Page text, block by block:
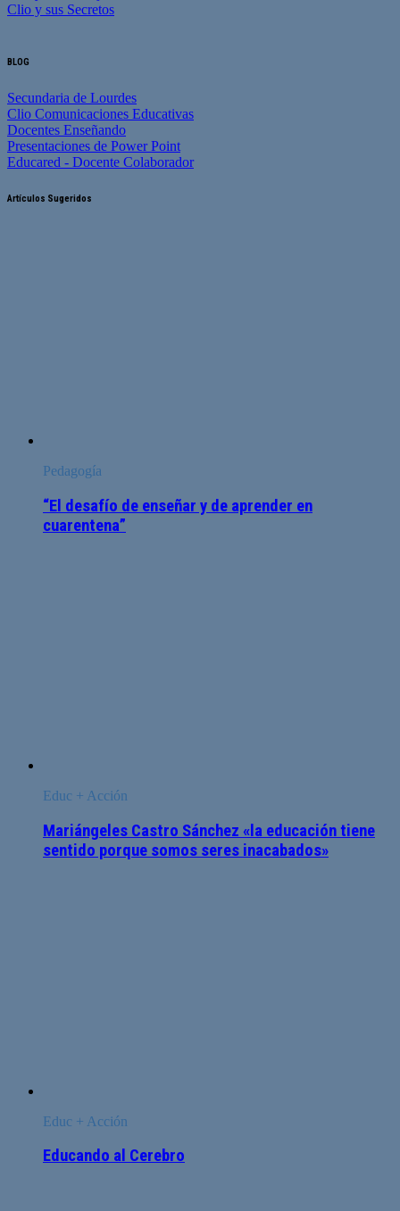
Clio y sus Secretos
BLOG
Secundaria de Lourdes
Clio Comunicaciones Educativas
Docentes Enseñando
Presentaciones de Power Point
Educared - Docente Colaborador
Artículos Sugeridos
Pedagogía
“El desafío de enseñar y de aprender en
cuarentena”
Educ + Acción
Mariángeles Castro Sánchez «la educación tiene
sentido porque somos seres inacabados»
Educ + Acción
Educando al Cerebro